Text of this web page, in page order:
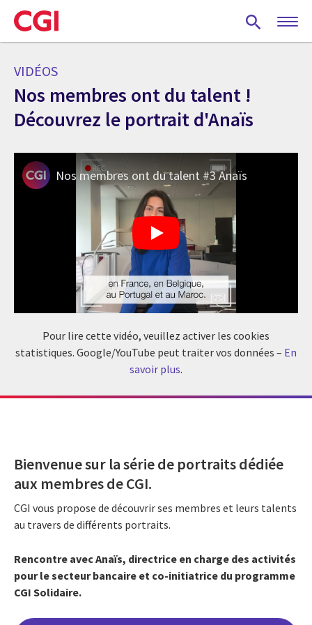
Skip
to
main
VIDÉOS
Nos membres ont du talent !
Découvrez le portrait d'Anaïs
Nos membres ont du talent #3 Anaïs
Pour lire cette vidéo, veuillez activer les cookies
statistiques. Google/YouTube peut traiter vos données – En
savoir plus.
Bienvenue sur la série de portraits dédiée
aux membres de CGI.
CGI vous propose de découvrir ses membres et leurs talents
au travers de différents portraits.
Rencontre avec Anaïs, directrice en charge des activités
pour le secteur bancaire et co-initiatrice du programme
CGI Solidaire.